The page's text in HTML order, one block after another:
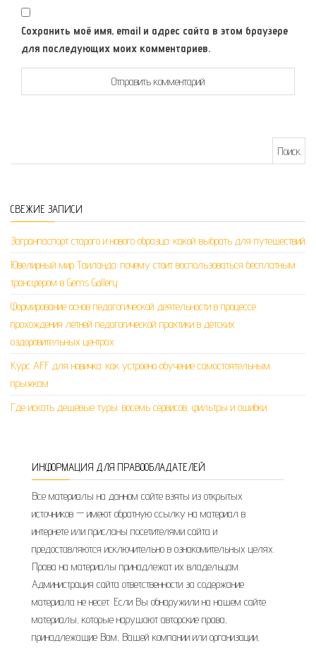
Сохранить моё имя, email и адрес сайта в этом браузере
для последующих моих комментариев.
СВЕЖИЕ ЗАПИСИ
Загранпаспорт старого и нового образца: какой выбрать для путешествий
Ювелирный мир Таиланда: почему стоит воспользоваться бесплатным
трансфером в Gems Gallery
Формирование основ педагогической деятельности в процессе
прохождения летней педагогической практики в детских
оздоровительных центрах
Курс AFF для новичка: как устроено обучение самостоятельным
прыжкам
Где искать дешёвые туры: восемь сервисов, фильтры и ошибки
ИНФОРМАЦИЯ ДЛЯ ПРАВООБЛАДАТЕЛЕЙ
Все материалы на данном сайте взяты из открытых
источников — имеют обратную ссылку на материал в
интернете или присланы посетителями сайта и
предоставляются исключительно в ознакомительных целях.
Права на материалы принадлежат их владельцам.
Администрация сайта ответственности за содержание
материала не несет. Если Вы обнаружили на нашем сайте
материалы, которые нарушают авторские права,
принадлежащие Вам, Вашей компании или организации,